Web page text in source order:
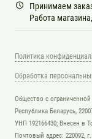
Принимаем
Работа
Общество с
Республика Беларусь,
УНП 192166430; Внесен в
Почтовый адрес: 220092,
Политика
Обработка